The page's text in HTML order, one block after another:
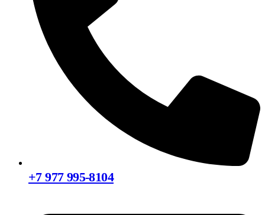
+7 977 995-8104